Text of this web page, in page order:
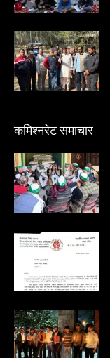
कमिश्नरेट समाचार